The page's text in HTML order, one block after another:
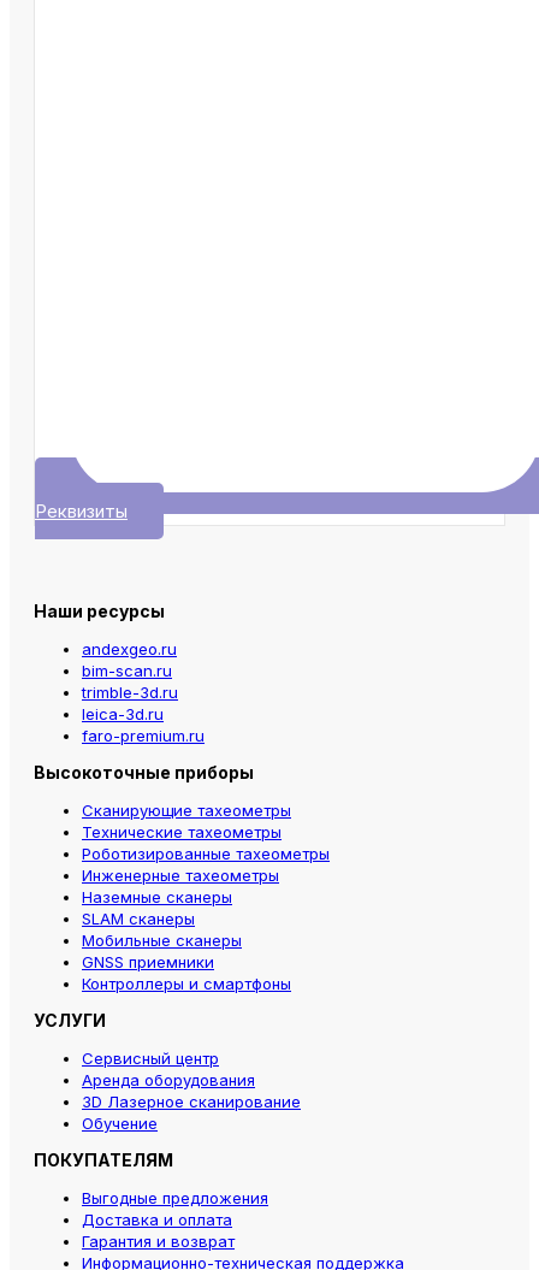
Реквизиты
Наши ресурсы
andexgeo.ru
bim-scan.ru
trimble-3d.ru
leica-3d.ru
faro-premium.ru
Высокоточные приборы
Сканирующие тахеометры
Технические тахеометры
Роботизированные тахеометры
Инженерные тахеометры
Наземные сканеры
SLAM сканеры
Мобильные сканеры
GNSS приемники
Контроллеры и смартфоны
УСЛУГИ
Сервисный центр
Аренда оборудования
3D Лазерное сканирование
Обучение
ПОКУПАТЕЛЯМ
Выгодные предложения
Доставка и оплата
Гарантия и возврат
Информационно-техническая поддержка